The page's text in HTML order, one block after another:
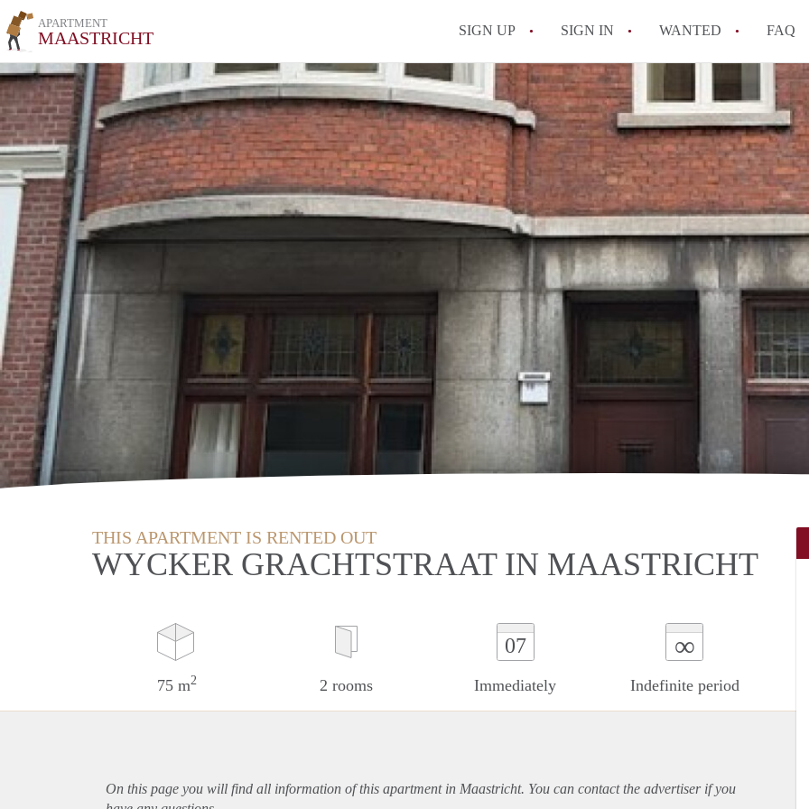
APARTMENT
MAASTRICHT SIGN UP SIGN IN WANTED FAQ
All FAQs
THIS APARTMENT IS RENTED OUT
WYCKER GRACHTSTRAAT IN MAASTRICHT
75 m2 2 rooms
07
Immediately
∞
Indefinite period
On this page you will find all information of this apartmentin Maastricht. You can contact the advertiser if you